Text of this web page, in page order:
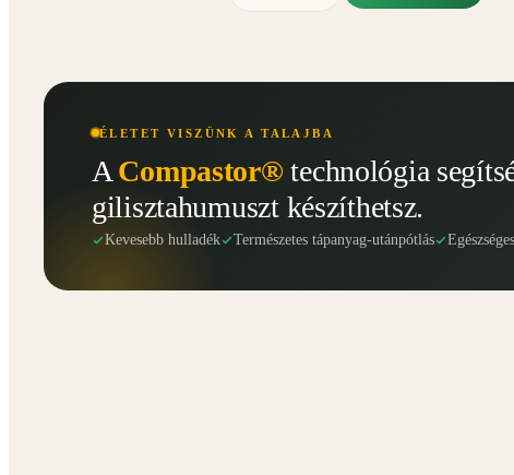
ÉLETET VISZÜNK A TALAJBA
A Compastor® technológia
gilisztahumuszt készíthetsz.
Kevesebb hulladék Természetes tápanyag-utánpótlás